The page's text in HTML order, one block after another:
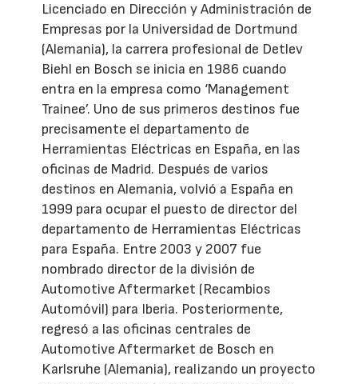
Licenciado en Dirección y Administración de
Empresas por la Universidad de Dortmund
(Alemania), la carrera profesional de Detlev
Biehl en Bosch se inicia en 1986 cuando
entra en la empresa como ‘Management
Trainee’. Uno de sus primeros destinos fue
precisamente el departamento de
Herramientas Eléctricas en España, en las
oficinas de Madrid. Después de varios
destinos en Alemania, volvió a España en
1999 para ocupar el puesto de director del
departamento de Herramientas Eléctricas
para España. Entre 2003 y 2007 fue
nombrado director de la división de
Automotive Aftermarket (Recambios
Automóvil) para Iberia. Posteriormente,
regresó a las oficinas centrales de
Automotive Aftermarket de Bosch en
Karlsruhe (Alemania), realizando un proyecto